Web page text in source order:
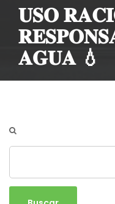
𝐔𝐒𝐎
𝐀𝐆𝐔𝐀 💧